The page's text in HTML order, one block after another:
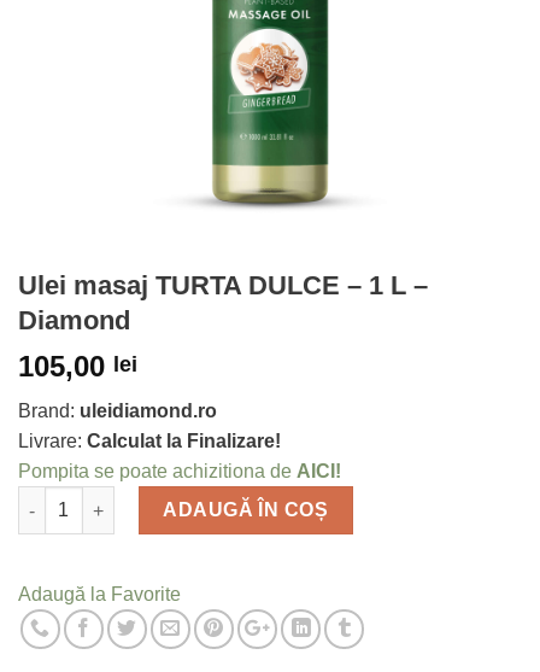
Ulei masaj TURTA DULCE – 1 L –
Diamond
105,00 lei
Brand: uleidiamond.ro
Livrare: Calculat la Finalizare!
Pompita se poate achizitiona de AICI!
Cantitate
ADAUGĂ ÎN COȘ
Adaugă la Favorite